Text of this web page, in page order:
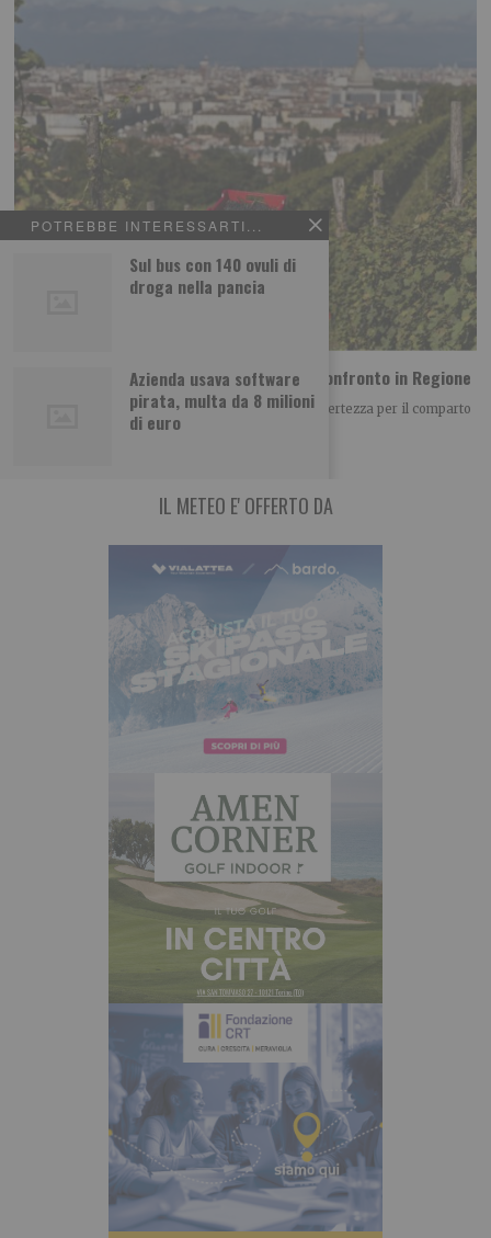
POTREBBE INTERESSARTI...
Sul bus con 140 ovuli di
droga nella pancia
Azienda usava software
pirata, multa da 8 milioni
di euro
Vino piemontese e clima: le richieste dal confronto in Regione
Il clima è diventato uno dei principali fattori di incertezza per il comparto
vitivinicolo piemontese, non
IL METEO E' OFFERTO DA